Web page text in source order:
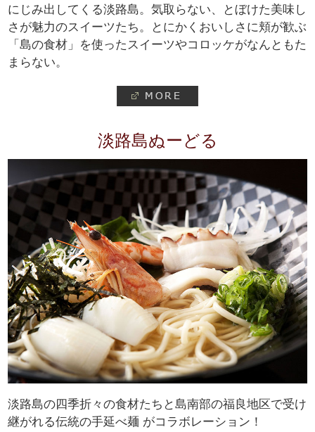
にじみ出してくる淡路島。気取らない、とぼけた美味し
さが魅力のスイーツたち。とにかくおいしさに頬が歓ぶ
「島の食材」を使ったスイーツやコロッケがなんともた
まらない。
淡路島ぬーどる
淡路島の四季折々の食材たちと島南部の福良地区で受け
継がれる伝統の手延べ麺 がコラボレーション！